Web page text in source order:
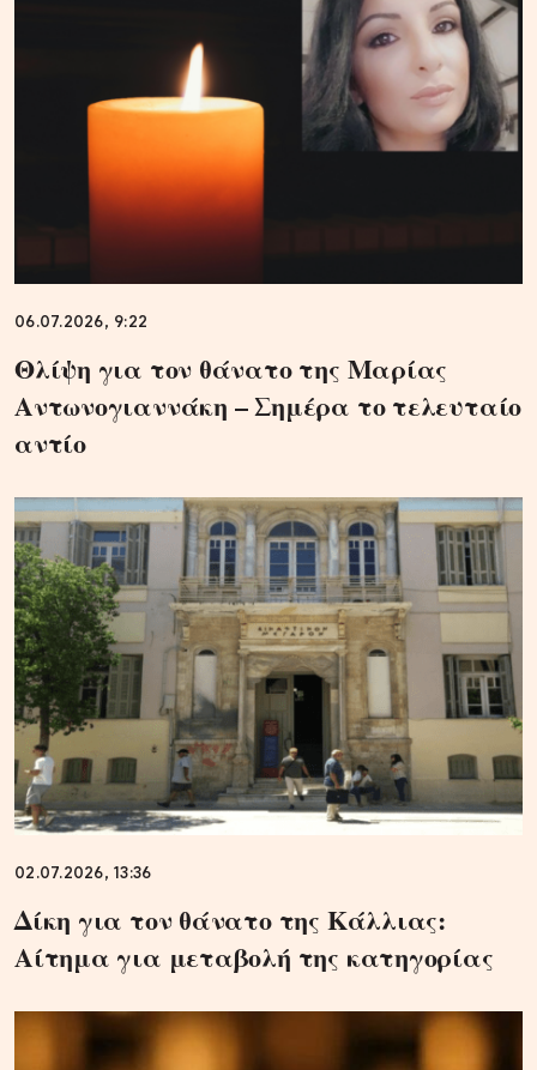
06.07.2026, 9:22
Θλίψη για τον θάνατο της Μαρίας
Αντωνογιαννάκη – Σημέρα το τελευταίο
αντίο
02.07.2026, 13:36
Δίκη για τον θάνατο της Κάλλιας:
Αίτημα για μεταβολή της κατηγορίας